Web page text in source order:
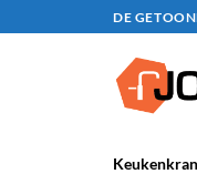
naar
DE